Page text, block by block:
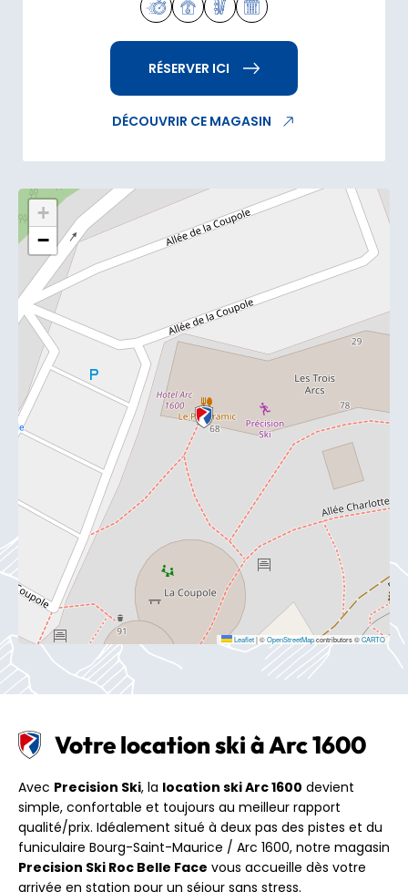
RÉSERVER ICI
DÉCOUVRIR CE MAGASIN
+
−
Leaflet|©OpenStreetMapcontributors ©CARTO
Votre location ski à Arc 1600
Avec Precision Ski, la location ski Arc 1600 devient
simple, confortable et toujours au meilleur rapport
qualité/prix. Idéalement situé à deux pas des pistes et du
funiculaire Bourg-Saint-Maurice / Arc 1600, notre magasin
Precision Ski Roc Belle Face vous accueille dès votre
arrivée en station pour un séjour sans stress.